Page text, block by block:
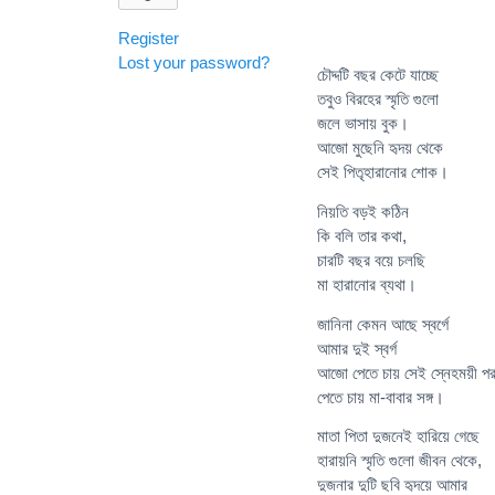
চৌদ্দটি বছর কেটে যাচ্ছে
তবুও বিরহের স্মৃতি গুলো
জলে ভাসায় বুক।
আজো মুছেনি হৃদয় থেকে
সেই পিতৃহারানোর শোক।
নিয়তি বড়ই কঠিন
কি বলি তার কথা,
চারটি বছর বয়ে চলছি
মা হারানোর ব্যথা।
জানিনা কেমন আছে স্বর্গে
আমার দুই স্বর্গ
আজো পেতে চায় সেই স্নেহময়ী
পেতে চায় মা-বাবার সঙ্গ।
মাতা পিতা দুজনেই হারিয়ে গেছে
হারায়নি স্মৃতি গুলো জীবন থেকে,
দুজনার দুটি ছবি হৃদয়ে আমার
Register
Lost your password?